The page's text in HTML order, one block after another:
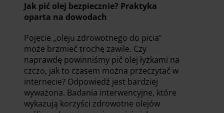
Jak pić olej bezpiecznie? Praktyka
oparta na dowodach
Pojęcie „oleju zdrowotnego do picia”
może brzmieć trochę zawile. Czy
naprawdę powinniśmy pić olej łyżkami na
czczo, jak to czasem można przeczytać w
internecie? Odpowiedź jest bardziej
wyważona. Badania interwencyjne, które
wykazują korzyści zdrowotne olejów